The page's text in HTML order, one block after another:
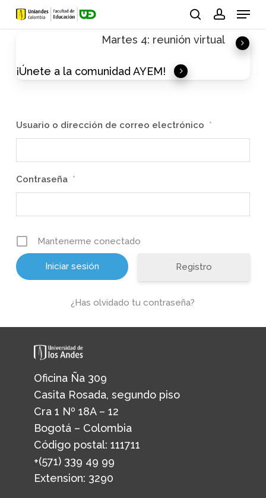
Skip
Menu
Martes 4: reunión virtual
¡Únete a la comunidad AYEM!
Usuario o dirección de correo electrónico *
Contraseña *
Mantenerme conectado
Registro
¿Has olvidado tu contraseña?
Oficina Ña 309
Casita Rosada, segundo piso
Cra 1 Nº 18A – 12
Bogotá – Colombia
Código postal: 111711
+(571) 339 49 99
Extension: 3290